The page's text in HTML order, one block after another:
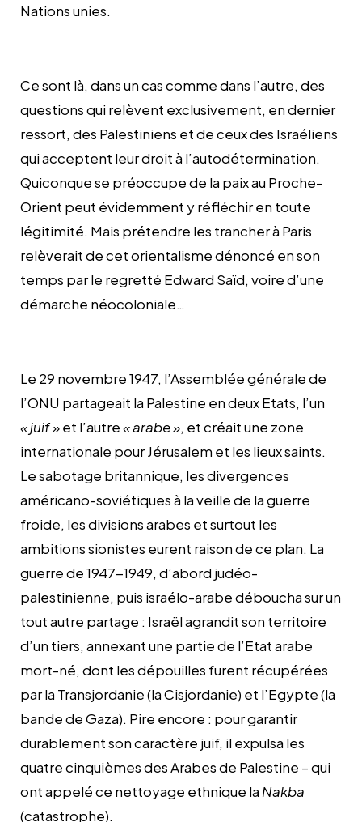
Nations unies.
Ce sont là, dans un cas comme dans l’autre, des
questions qui relèvent exclusivement, en dernier
ressort, des Palestiniens et de ceux des Israéliens
qui acceptent leur droit à l’autodétermination.
Quiconque se préoccupe de la paix au Proche-
Orient peut évidemment y réfléchir en toute
légitimité. Mais prétendre les trancher à Paris
relèverait de cet orientalisme dénoncé en son
temps par le regretté Edward Saïd, voire d’une
démarche néocoloniale…
Le 29 novembre 1947, l’Assemblée générale de
l’ONU partageait la Palestine en deux Etats, l’un
« juif »et l’autre« arabe », et créait une zone
internationale pour Jérusalem et les lieux saints.
Le sabotage britannique, les divergences
américano-soviétiques à la veille de la guerre
froide, les divisions arabes et surtout les
ambitions sionistes eurent raison de ce plan. La
guerre de 1947-1949, d’abord judéo-
palestinienne, puis israélo-arabe déboucha sur un
tout autre partage : Israël agrandit son territoire
d’un tiers, annexant une partie de l’Etat arabe
mort-né, dont les dépouilles furent récupérées
par la Transjordanie (la Cisjordanie) et l’Egypte (la
bande de Gaza). Pire encore : pour garantir
durablement son caractère juif, il expulsa les
quatre cinquièmes des Arabes de Palestine – qui
ont appelé ce nettoyage ethnique la Nakba
(catastrophe).